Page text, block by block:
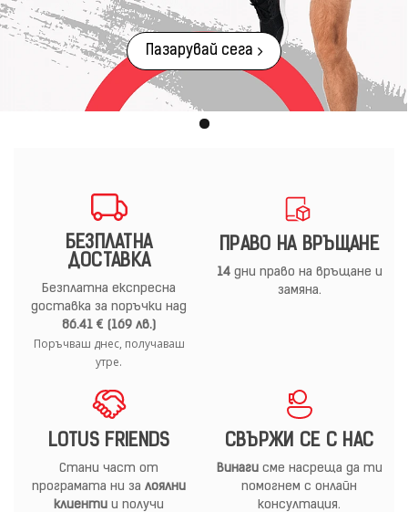
Пазарувай сега
БЕЗПЛАТНА
ДОСТАВКА
Безплатна експресна
доставка за поръчки над
86.41 € (169 лв.)
Поръчваш днес, получаваш
утре.
ПРАВО НА ВРЪЩАНЕ
14дни право на връщане и
замяна.
LOTUS FRIENDS
Стани част от
програмата ни за лоялни
клиенти и получи
СВЪРЖИ СЕ С НАС
Винагисме насреща да ти
помогнем с онлайн
консултация.